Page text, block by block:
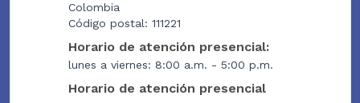
Colombia
Código postal: 111221
Horario de atención presencial:
lunes a viernes: 8:00 a.m. - 5:00 p.m.
Horario de atención presencial